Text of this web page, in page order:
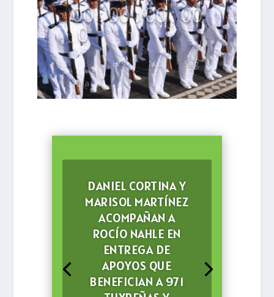
00
0
Día
:00
Hrs
:00
Min
:00
Seg
DANIEL CORTINA Y
MARISOL MARTÍNEZ
ACOMPAÑAN A
ROCÍO NAHLE EN
ENTREGA DE
APOYOS QUE
BENEFICIAN A 971